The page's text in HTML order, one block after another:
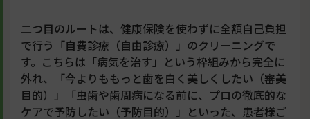
二つ目のルートは、健康保険を使わずに全額自己負担
で行う「自費診療（自由診療）」のクリーニングで
す。こちらは「病気を治す」という枠組みから完全に
外れ、「今よりももっと歯を白く美しくしたい（審美
目的）」「虫歯や歯周病になる前に、プロの徹底的な
ケアで予防したい（予防目的）」といった、患者様ご